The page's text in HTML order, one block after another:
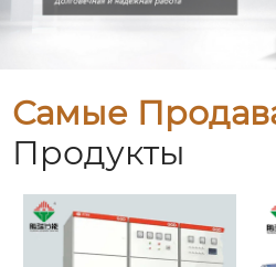
Самые
Продукты